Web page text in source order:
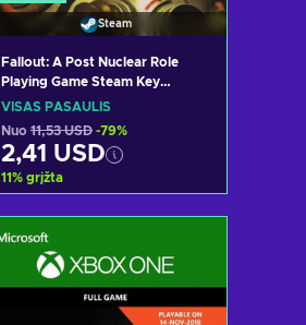
Steam
Fallout: A Post Nuclear Role
Playing Game Steam Key
GLOBAL
VISAS PASAULIS
Nuo 11,53 USD -79%
2,41 USD
11% grįžta
Peržiūrėti pasiūlymus